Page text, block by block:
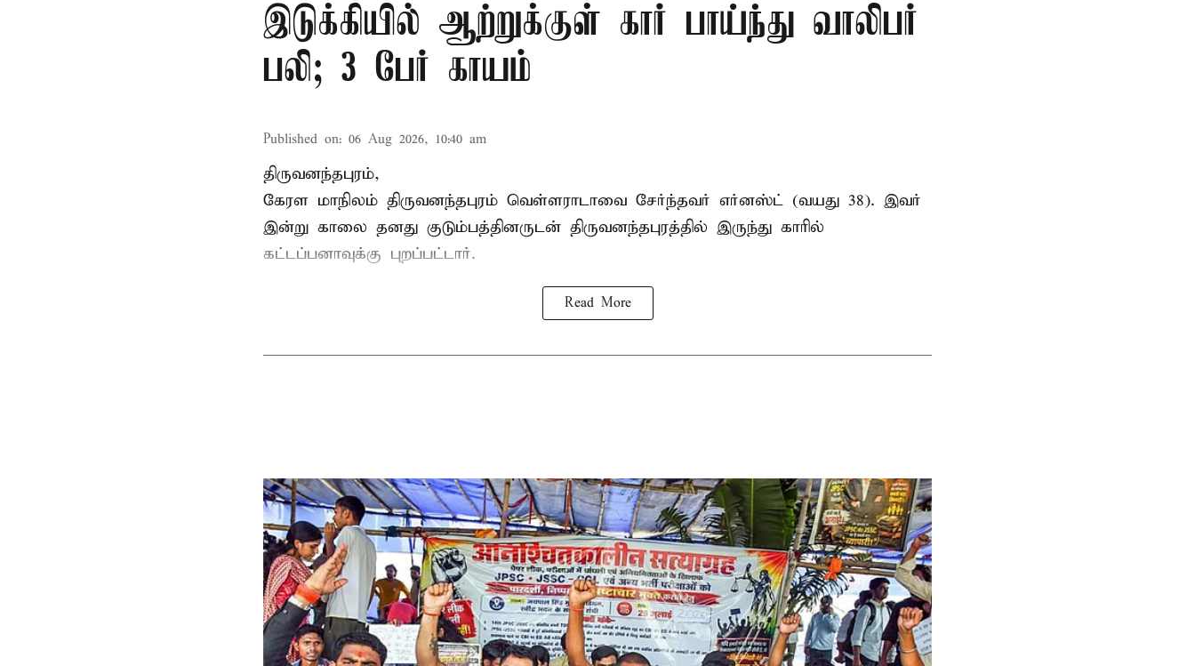
இடுக்கியில் ஆற்றுக்குள் கார் பாய்ந்து வாலிபர்
பலி; 3 பேர் காயம்
Published on: 06 Aug 2026, 10:40 am
திருவனந்தபுரம்,
கேரள மாநிலம் திருவனந்தபுரம் வெள்ளராடாவை சேர்ந்தவர் எர்னஸ்ட் (வயது 38). இவர்
இன்று காலை தனது குடும்பத்தினருடன் திருவனந்தபுரத்தில் இருந்து காரில்
கட்டப்பனாவுக்கு புறப்பட்டார்.
Read More